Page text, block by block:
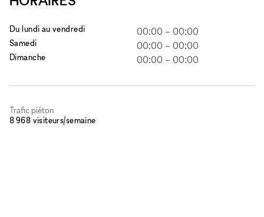
Du lundi au vendredi 00:00 – 00:00
Samedi 00:00 – 00:00
Dimanche 00:00 – 00:00
Trafic piéton
8 968 visiteurs/semaine